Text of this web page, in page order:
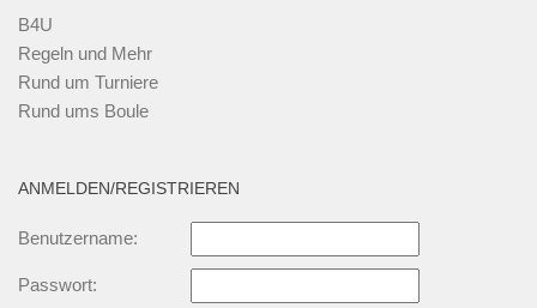
B4U
Regeln und Mehr
Rund um Turniere
Rund ums Boule
ANMELDEN/REGISTRIEREN
Benutzername:
Passwort: